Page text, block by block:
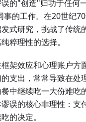
的"创造"归功于任何
事的工作。在20世纪
式研究，挑战了传
粹理性的选择。
架效应和心理账户
支出，常常导致在
中继续吃一大份难
误的核心非理性：
的决定。